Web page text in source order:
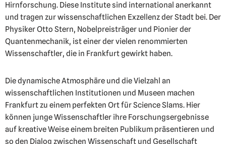
Hirnforschung. Diese Institute sind international anerkannt
und tragen zur wissenschaftlichen Exzellenz der Stadt bei. Der
Physiker Otto Stern, Nobelpreisträger und Pionier der
Quantenmechanik, ist einer der vielen renommierten
Wissenschaftler, die in Frankfurt gewirkt haben.
Die dynamische Atmosphäre und die Vielzahl an
wissenschaftlichen Institutionen und Museen machen
Frankfurt zu einem perfekten Ort für Science Slams. Hier
können junge Wissenschaftler ihre Forschungsergebnisse
auf kreative Weise einem breiten Publikum präsentieren und
so den Dialog zwischen Wissenschaft und Gesellschaft